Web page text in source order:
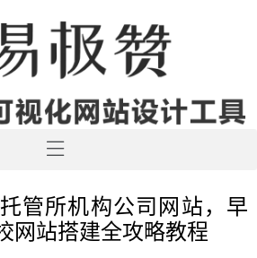
管所机构公司网站，早
网站搭建全攻略教程